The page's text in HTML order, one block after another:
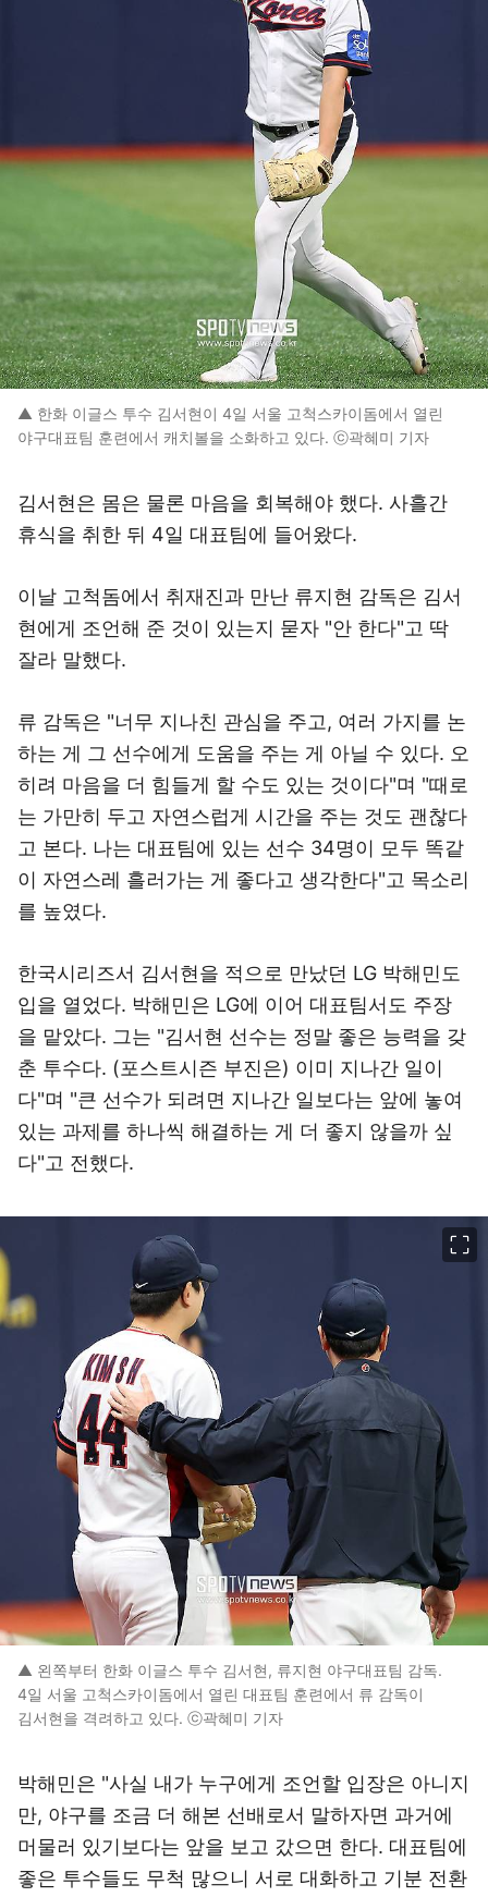
▲ 한화 이글스 투수 김서현이 4일 서울 고척스카이돔에서 열린
야구대표팀 훈련에서 캐치볼을 소화하고 있다. ⓒ곽혜미 기자
김서현은 몸은 물론 마음을 회복해야 했다. 사흘간
휴식을 취한 뒤 4일 대표팀에 들어왔다.
이날 고척돔에서 취재진과 만난 류지현 감독은 김서
현에게 조언해 준 것이 있는지 묻자 "안 한다"고 딱
잘라 말했다.
류 감독은 "너무 지나친 관심을 주고, 여러 가지를 논
하는 게 그 선수에게 도움을 주는 게 아닐 수 있다. 오
히려 마음을 더 힘들게 할 수도 있는 것이다"며 "때로
는 가만히 두고 자연스럽게 시간을 주는 것도 괜찮다
고 본다. 나는 대표팀에 있는 선수 34명이 모두 똑같
이 자연스레 흘러가는 게 좋다고 생각한다"고 목소리
를 높였다.
한국시리즈서 김서현을 적으로 만났던 LG 박해민도
입을 열었다. 박해민은 LG에 이어 대표팀서도 주장
을 맡았다. 그는 "김서현 선수는 정말 좋은 능력을 갖
춘 투수다. (포스트시즌 부진은) 이미 지나간 일이
다"며 "큰 선수가 되려면 지나간 일보다는 앞에 놓여
있는 과제를 하나씩 해결하는 게 더 좋지 않을까 싶
다"고 전했다.
▲ 왼쪽부터 한화 이글스 투수 김서현, 류지현 야구대표팀 감독.
4일 서울 고척스카이돔에서 열린 대표팀 훈련에서 류 감독이
김서현을 격려하고 있다. ⓒ곽혜미 기자
박해민은 "사실 내가 누구에게 조언할 입장은 아니지
만, 야구를 조금 더 해본 선배로서 말하자면 과거에
머물러 있기보다는 앞을 보고 갔으면 한다. 대표팀에
좋은 투수들도 무척 많으니 서로 대화하고 기분 전환